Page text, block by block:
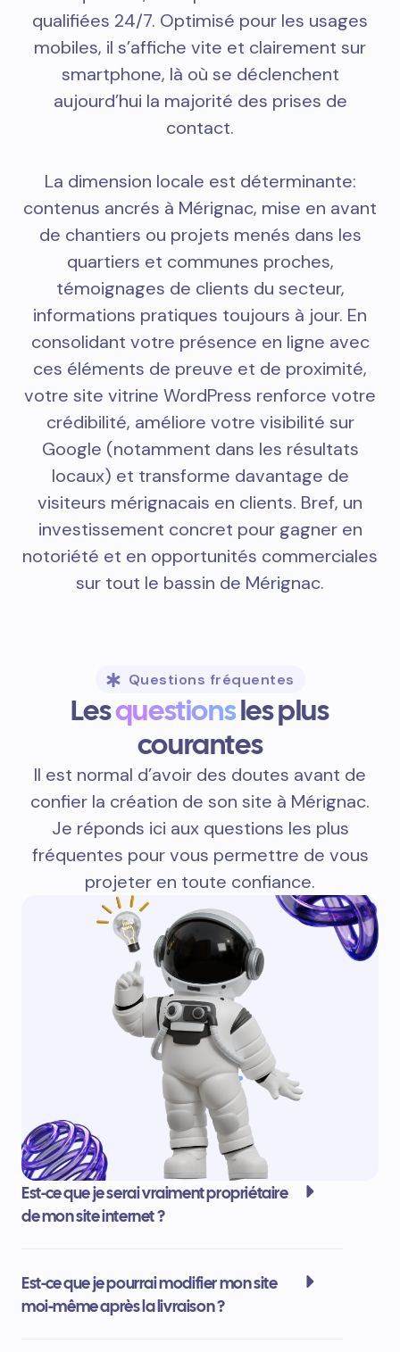
qualifiées 24/7. Optimisé pour les usages
mobiles, il s’affiche vite et clairement sur
smartphone, là où se déclenchent
aujourd’hui la majorité des prises de
contact.
La dimension locale est déterminante:
contenus ancrés à Mérignac, mise en avant
de chantiers ou projets menés dans les
quartiers et communes proches,
témoignages de clients du secteur,
informations pratiques toujours à jour. En
consolidant votre présence en ligne avec
ces éléments de preuve et de proximité,
votre site vitrine WordPress renforce votre
crédibilité, améliore votre visibilité sur
Google (notamment dans les résultats
locaux) et transforme davantage de
visiteurs mérignacais en clients. Bref, un
investissement concret pour gagner en
notoriété et en opportunités commerciales
sur tout le bassin de Mérignac.
Questions fréquentes
Lesquestionsles plus
courantes
Il est normal d’avoir des doutes avant de
confier la création de son site à Mérignac.
Je réponds ici aux questions les plus
fréquentes pour vous permettre de vous
projeter en toute confiance.
Est-ce que je serai vraiment propriétaire
de mon site internet ?
Est-ce que je pourrai modifier mon site
moi-même après la livraison ?